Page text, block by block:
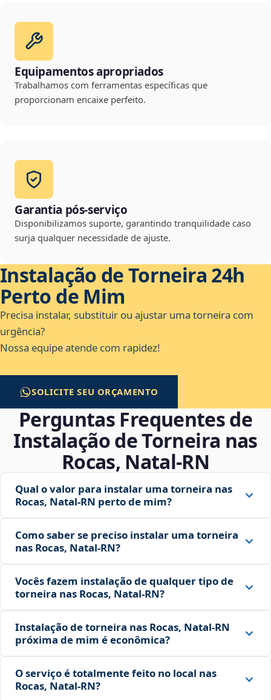
Equipamentos apropriados
Trabalhamos com ferramentas específicas que
proporcionam encaixe perfeito.
Garantia pós-serviço
Disponibilizamos suporte, garantindo tranquilidade caso
surja qualquer necessidade de ajuste.
Instalação de Torneira 24h
Perto de Mim
Precisa instalar, substituir ou ajustar uma torneira com
urgência?
Nossa equipe atende com rapidez!
SOLICITE SEU ORÇAMENTO
Perguntas Frequentes de
Instalação de Torneira nas
Rocas, Natal‑RN
Qual o valor para instalar uma torneira nas
Rocas, Natal‑RN perto de mim?
Como saber se preciso instalar uma torneira
nas Rocas, Natal‑RN?
Vocês fazem instalação de qualquer tipo de
torneira nas Rocas, Natal‑RN?
Instalação de torneira nas Rocas, Natal‑RN
próxima de mim é econômica?
O serviço é totalmente feito no local nas
Rocas, Natal‑RN?